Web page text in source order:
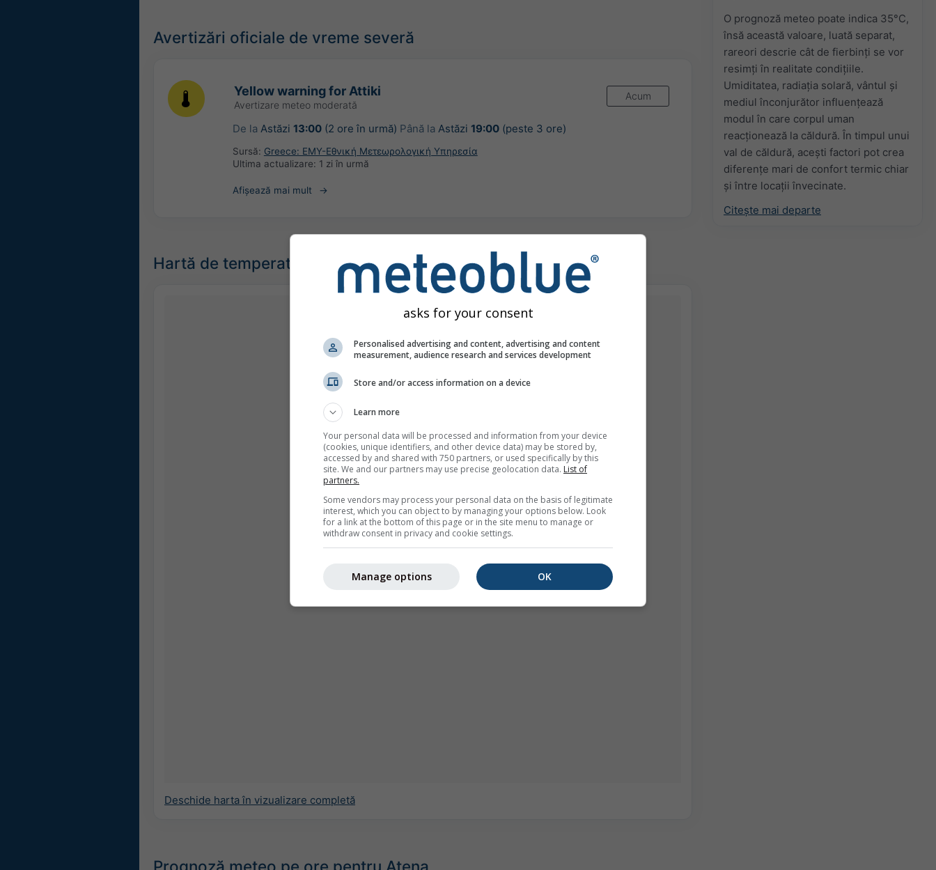
O prognoză meteo poate indica 35°C,
însă această valoare, luată separat,
rareori descrie cât de fierbinți se vor
resimți în realitate condițiile.
Umiditatea, radiația solară, vântul și
mediul înconjurător influențează
modul în care corpul uman
reacționează la căldură. În timpul unui
val de căldură, acești factori pot crea
diferențe mari de confort termic chiar
și între locații învecinate.
Citește mai departe
Avertizări oficiale de vreme severă
Yellow warning for Attiki
Avertizare meteo moderată
Acum
De la Astăzi 13:00(2 ore în urmă) Până la Astăzi 19:00(peste 3 ore)
Sursă: Greece: ΕΜΥ-Εθνική Μετεωρολογική Υπηρεσία
Ultima actualizare: 1 zi în urmă
Afișează mai mult
Hartă de temperatură pentru Atena
Deschide harta în vizualizare completă
asks for your consent
Personalised advertising and content, advertising and content
measurement, audience research and services development
Store and/or access information on a device
Learn more
Your personal data will be processed and information from your device
(cookies, unique identifiers, and other device data) may be stored by,
accessed by and shared with 750 partners, or used specifically by this
site. We and our partners may use precise geolocation data. List of
partners.
Some vendors may process your personal data on the basis of legitimate
interest, which you can object to by managing your options below. Look
for a link at the bottom of this page or in the site menu to manage or
withdraw consent in privacy and cookie settings.
OK
Manage options